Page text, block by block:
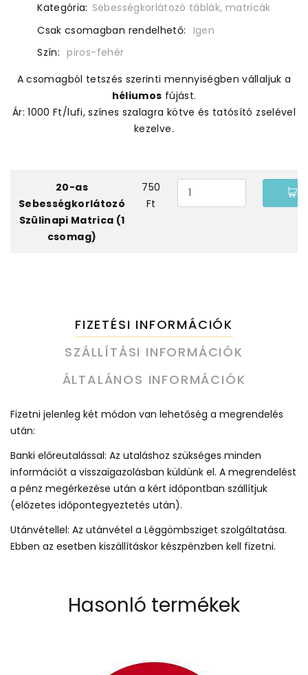
Kategória: Sebességkorlátozó táblák, matricák
Csak csomagban rendelhető: Igen
Szín: piros-fehér
A csomagból tetszés szerinti mennyiségben vállaljuk a
héliumos fújást.
Ár: 1000 Ft/lufi, színes szalagra kötve és tatósító zselével
kezelve.
20-as
Sebességkorlátozó
Szülinapi Matrica (1
csomag)
750
Ft
FIZETÉSI INFORMÁCIÓK
SZÁLLÍTÁSI INFORMÁCIÓK
ÁLTALÁNOS INFORMÁCIÓK
Fizetni jelenleg két módon van lehetőség a megrendelés
után:
Banki előreutalással: Az utaláshoz szükséges minden
információt a visszaigazolásban küldünk el. A megrendelést
a pénz megérkezése után a kért időpontban szállítjuk
(előzetes időpontegyeztetés után).
Utánvétellel: Az utánvétel a Léggömbsziget szolgáltatása.
Ebben az esetben kiszállításkor készpénzben kell fizetni.
Hasonló termékek